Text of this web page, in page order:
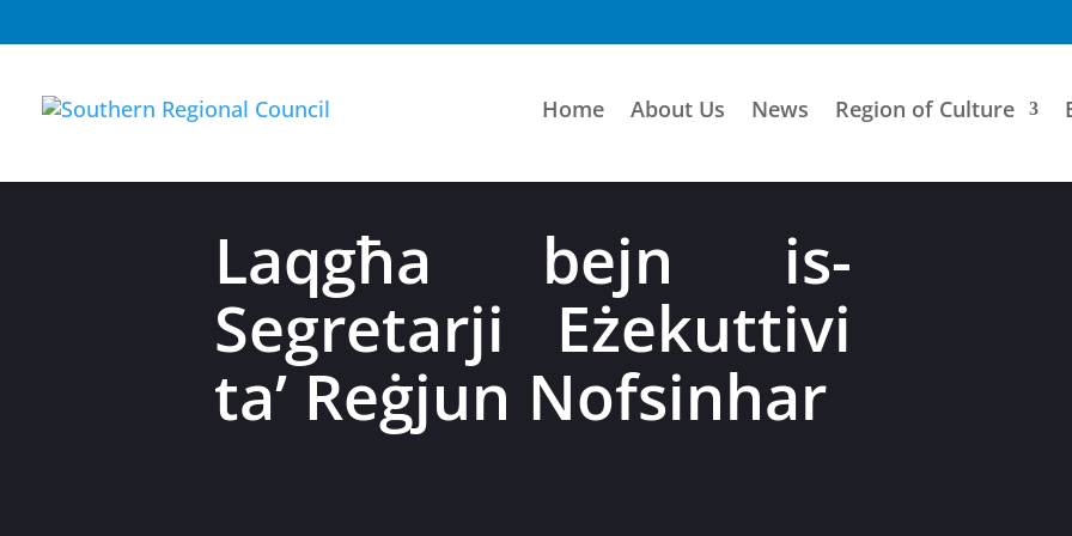
Home About Us News Region of Culture
Laqgħa bejn is-
Segretarji Eżekuttivi
ta’ Reġjun Nofsinhar